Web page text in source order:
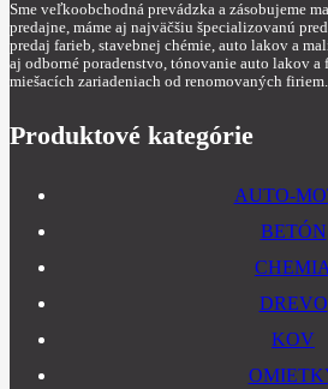
Sme veľkoobchodná prevádzka a zásobujeme
predajne, máme aj najväčšiu špecializovanú
predaj farieb, stavebnej chémie, auto lakov a
aj odborné poradenstvo, tónovanie auto lakov
miešacích zariadeniach od renomovaných firiem.
Produktové kategórie
AUTO-
BETÓN
DREVO
KOV